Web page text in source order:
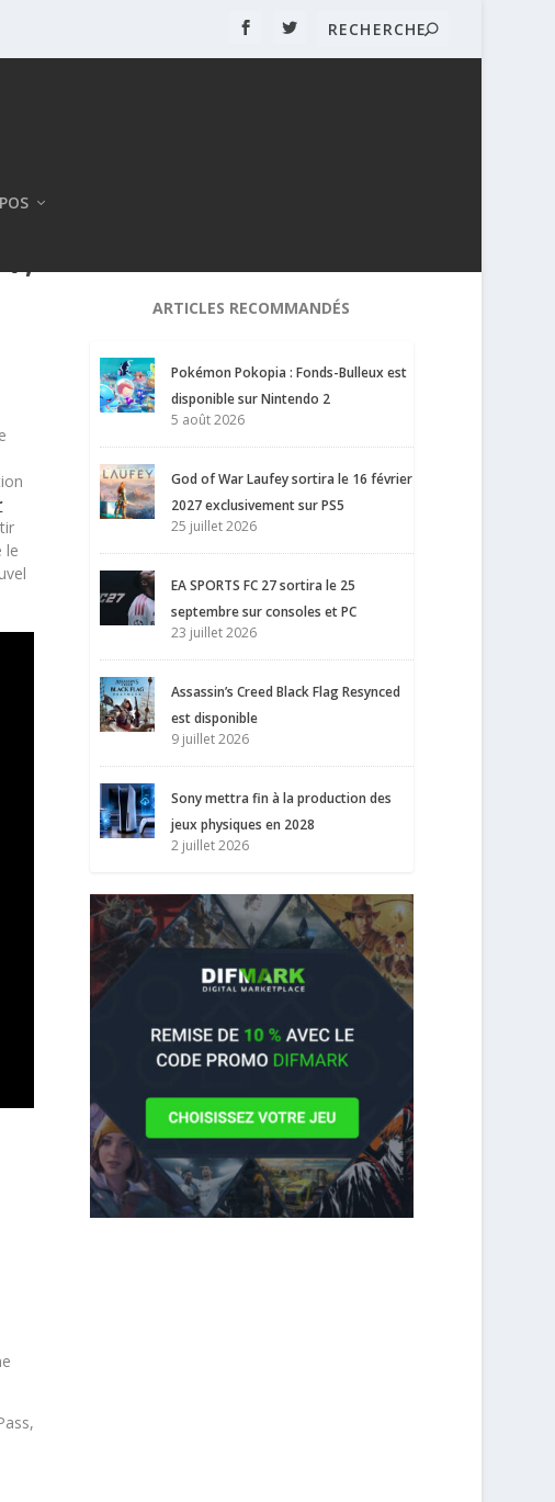
le
ARTICLES RECOMMANDÉS
Pokémon Pokopia : Fonds-Bulleux est
disponible sur Nintendo 2
5 août 2026
God of War Laufey sortira le 16 février
2027 exclusivement sur PS5
25 juillet 2026
EA SPORTS FC 27 sortira le 25
septembre sur consoles et PC
23 juillet 2026
Assassin’s Creed Black Flag Resynced
est disponible
9 juillet 2026
Sony mettra fin à la production des
jeux physiques en 2028
2 juillet 2026